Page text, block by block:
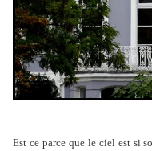
Est ce parce que le ciel est si